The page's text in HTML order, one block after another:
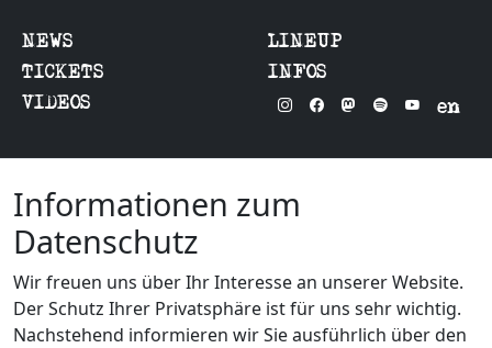
NEWS
LINEUP
TICKETS
INFOS
VIDEOS
en
Informationen zum
Datenschutz
Wir freuen uns über Ihr Interesse an unserer Website.
Der Schutz Ihrer Privatsphäre ist für uns sehr wichtig.
Nachstehend informieren wir Sie ausführlich über den